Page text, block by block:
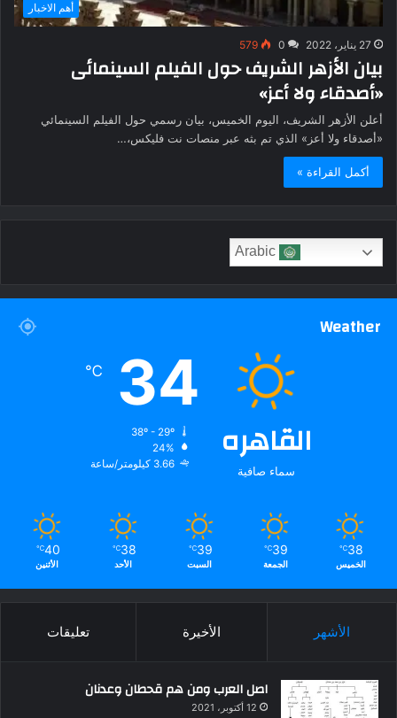
أهم الاخبار
27 يناير، 2022 0
579
بيان الأزهر الشريف حول الفيلم السينمائى
«أصدقاء ولا أعز»
أعلن الأزهر الشريف، اليوم الخميس، بيان رسمي حول الفيلم السينمائي
«أصدقاء ولا أعز» الذي تم بثه عبر منصات نت فليكس،…
أكمل القراءة »
Weather
القاهره
سماء صافية
34
℃
24%
3.66 كيلومتر/ساعة
38
℃
الخميس
39
℃
الجمعة
39
℃
السبت
38
℃
الأحد
40
℃
الأثنين
الأشهر الأخيرة تعليقات
اصل العرب ومن هم قحطان وعدنان
12 أكتوبر، 2021